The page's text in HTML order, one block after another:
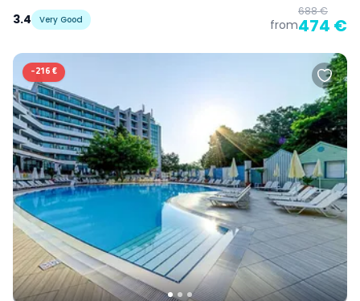
3.4
Very Good from
688 €
474 €
-216 €